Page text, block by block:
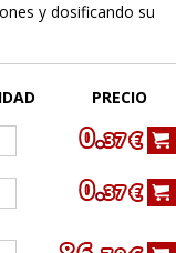
y dosificando su
PRECIO